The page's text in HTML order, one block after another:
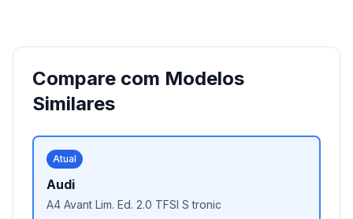
Compare com Modelos
Similares
Atual
Audi
A4 Avant Lim. Ed. 2.0 TFSI S tronic